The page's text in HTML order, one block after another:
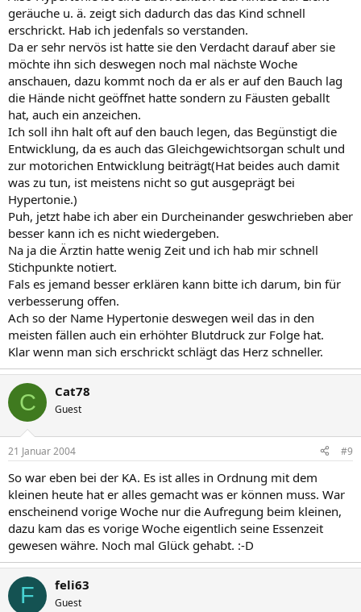
geräuche u. ä. zeigt sich dadurch das das Kind schnell
erschrickt. Hab ich jedenfals so verstanden.
Da er sehr nervös ist hatte sie den Verdacht darauf aber sie
möchte ihn sich deswegen noch mal nächste Woche
anschauen, dazu kommt noch da er als er auf den Bauch lag
die Hände nicht geöffnet hatte sondern zu Fäusten geballt
hat, auch ein anzeichen.
Ich soll ihn halt oft auf den bauch legen, das Begünstigt die
Entwicklung, da es auch das Gleichgewichtsorgan schult und
zur motorichen Entwicklung beiträgt(Hat beides auch damit
was zu tun, ist meistens nicht so gut ausgeprägt bei
Hypertonie.)
Puh, jetzt habe ich aber ein Durcheinander geswchrieben aber
besser kann ich es nicht wiedergeben.
Na ja die Ärztin hatte wenig Zeit und ich hab mir schnell
Stichpunkte notiert.
Fals es jemand besser erklären kann bitte ich darum, bin für
verbesserung offen.
Ach so der Name Hypertonie deswegen weil das in den
meisten fällen auch ein erhöhter Blutdruck zur Folge hat.
Klar wenn man sich erschrickt schlägt das Herz schneller.
C Cat78
Guest
21 Januar 2004 #9
So war eben bei der KA. Es ist alles in Ordnung mit dem
kleinen heute hat er alles gemacht was er können muss. War
enscheinend vorige Woche nur die Aufregung beim kleinen,
dazu kam das es vorige Woche eigentlich seine Essenzeit
gewesen währe. Noch mal Glück gehabt. :-D
F feli63
Guest